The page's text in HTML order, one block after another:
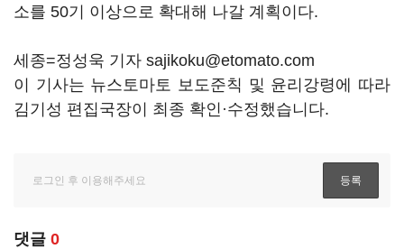
소를 50기 이상으로 확대해 나갈 계획이다.
세종=정성욱 기자 sajikoku@etomato.com
이 기사는 뉴스토마토 보도준칙 및 윤리강령에 따라
김기성 편집국장이 최종 확인·수정했습니다.
댓글 0